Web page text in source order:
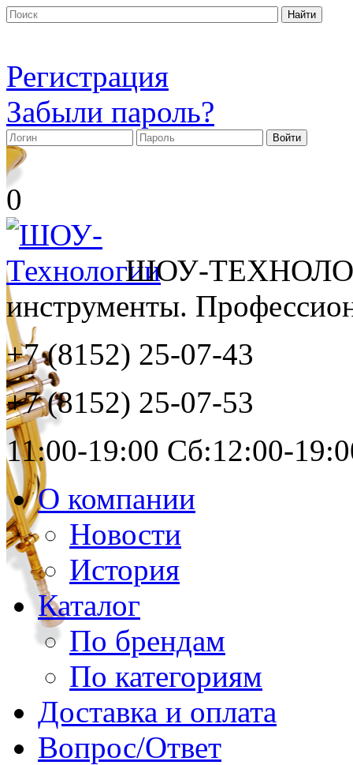
Регистрация
Забыли пароль?
0
ШОУ-
инструменты.
+7 (8152) 25-07-43
+7 (8152) 25-07-53
11:00-19:00 Сб:12:00-
О компании
Новости
История
Каталог
По брендам
По категориям
Доставка и оплата
Вопрос/Ответ